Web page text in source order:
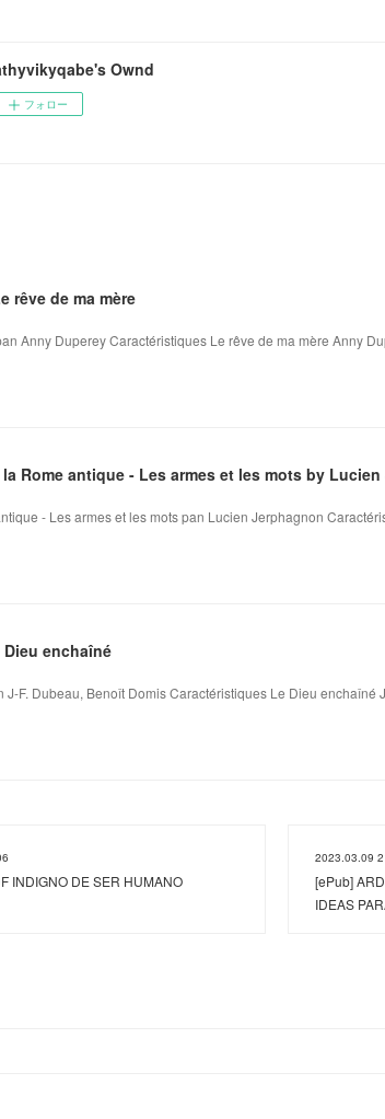
Ownd
フォロー
rêve de ma mère
Anny Duperey Caractéristiques Le rêve de ma mère Anny
Rome antique - Les armes et les mots by
- Les armes et les mots pan Lucien Jerphagnon
enchaîné
J-F. Dubeau, Benoît Domis Caractéristiques Le Dieu enchaîné
INDIGNO DE SER HUMANO
2023.03.09
[ePub]
IDEAS